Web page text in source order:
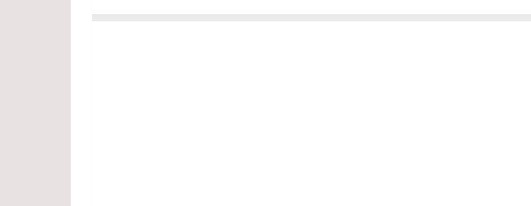
و واضح نمایش می‌دهد و به کاربر امکان کنترل کامل فرآیند برش را